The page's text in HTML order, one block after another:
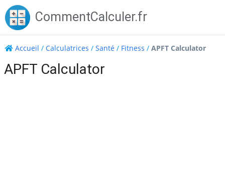
Skip
to
content
CommentCalculer.fr
Accueil / Calculatrices / Santé / Fitness / APFT Calculator
APFT Calculator